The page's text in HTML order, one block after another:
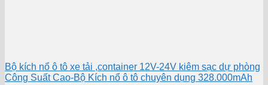
Bộ kích nổ ô tô xe tải ,container 12V-24V kiêm sạc dự phòng
Công Suất Cao-Bộ Kích nổ ô tô chuyên dụng 328.000mAh